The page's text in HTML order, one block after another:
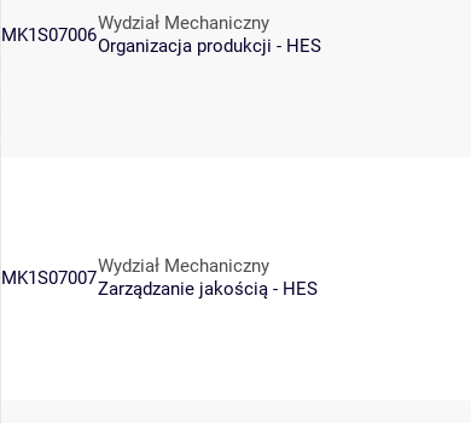
MK1S07006
Wydział Mechaniczny
Organizacja produkcji - HES
MK1S07007
Wydział Mechaniczny
Zarządzanie jakością - HES